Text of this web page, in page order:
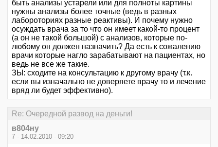
быть анализы устарели или для полноты картины
нужны анализы более точные (ведь в разных
лабороториях разные реактивы). И почему нужно
осуждать врача за то что он имеет какой-то процент
(а он не такой большой) с анализов, которые по-
любому он должен назначить? Да есть к сожалению
врачи которые нагло зарабатывают на пациентах, но
ведь не все же такие.
ЗЫ: сходите на консультацию к другому врачу (т.к.
если вы изначально не доверяете врачу то и лечение
вряд ли будет эффективно).
Re: Очередной развод на деньги!
в804ну
7 - 14.02.2010 - 09:20